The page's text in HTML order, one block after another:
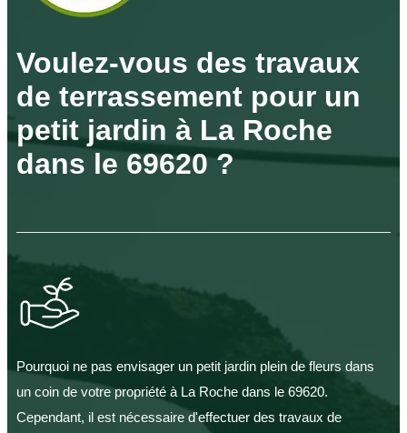
Voulez-vous des travaux
de terrassement pour un
petit jardin à La Roche
dans le 69620 ?
Pourquoi ne pas envisager un petit jardin plein de fleurs dans
un coin de votre propriété à La Roche dans le 69620.
Cependant, il est nécessaire d'effectuer des travaux de